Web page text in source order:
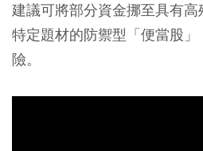
建議可將部分資金挪至具有
特定題材的防禦型「便當股
險。